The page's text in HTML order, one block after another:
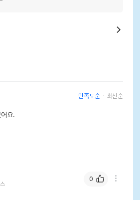
만족도순 최신순
요.
0